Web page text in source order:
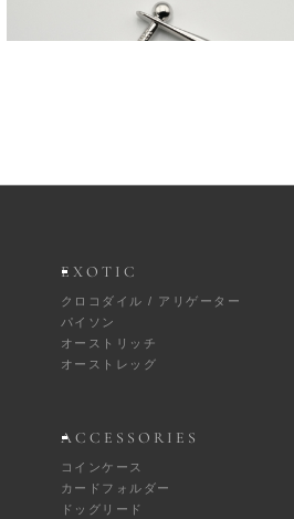
EXOTIC
クロコダイル / アリゲーター
パイソン
オーストリッチ
オーストレッグ
ACCESSORIES
コインケース
カードフォルダー
ドッグリード